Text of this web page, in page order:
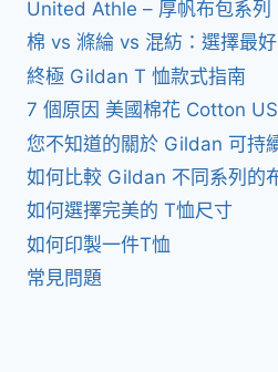
United Athle – 厚帆布包系列
棉 vs 滌綸 vs 混紡：選擇最
終極 Gildan T 恤款式指南
7 個原因 美國棉花 Cotton
您不知道的關於 Gildan 可持
如何比較 Gildan 不同系列的
如何選擇完美的 T恤尺寸
如何印製一件T恤
常見問題